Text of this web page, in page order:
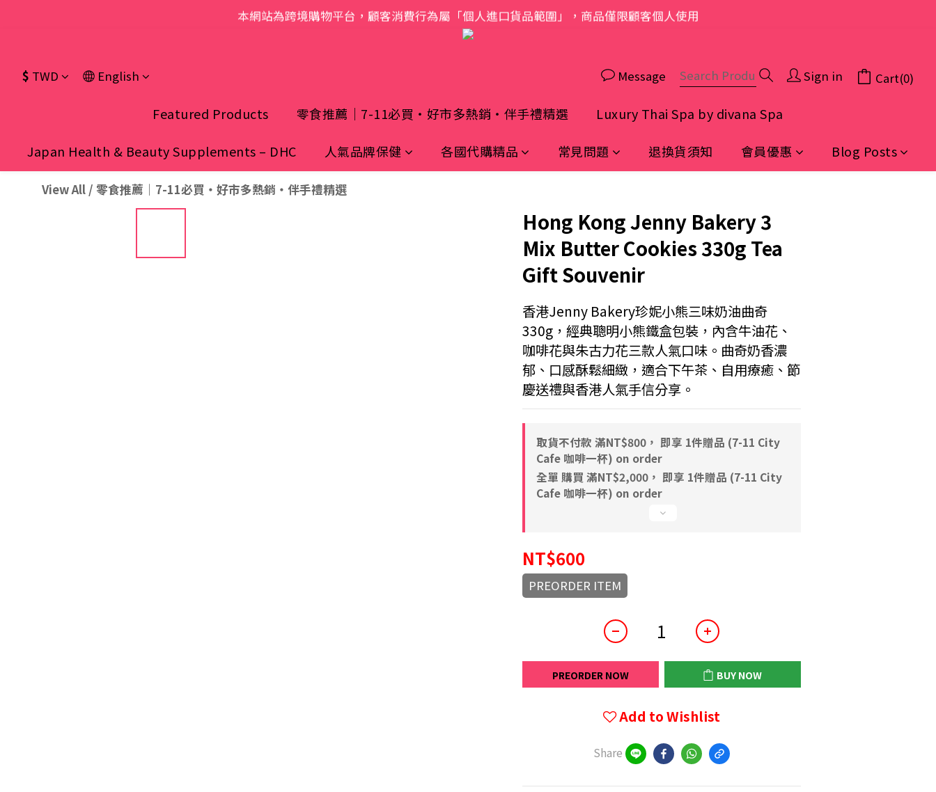
歡迎光臨 S.A.W
本網站為跨境購物平台，顧客消費行為屬「個人進口貨品範圍」，商品僅限顧客個人使用
歡迎光臨 S.A.W
$ TWD English Message Sign in Cart(0)
Featured Products 零食推薦｜7-11必買・好市多熱銷・伴手禮精選 Luxury Thai Spa by divana Spa
Japan Health & Beauty Supplements – DHC 人氣品牌保健 各國代購精品 常見問題 退換貨須知 會員優惠 Blog Posts
View All / 零食推薦｜7-11必買・好市多熱銷・伴手禮精選
Hong Kong Jenny Bakery 3
Mix Butter Cookies 330g Tea
Gift Souvenir
香港Jenny Bakery珍妮小熊三味奶油曲奇
330g，經典聰明小熊鐵盒包裝，內含牛油花、
咖啡花與朱古力花三款人氣口味。曲奇奶香濃
郁、口感酥鬆細緻，適合下午茶、自用療癒、節
慶送禮與香港人氣手信分享。
取貨不付款 滿NT$800， 即享 1件贈品 (7-11 City
Cafe 咖啡一杯) on order
全單 購買 滿NT$2,000， 即享 1件贈品 (7-11 City
Cafe 咖啡一杯) on order
NT$600
PREORDER ITEM
PREORDER NOW BUY NOW
Add to Wishlist
Share